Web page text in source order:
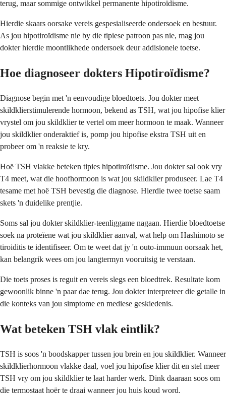
terug, maar sommige ontwikkel permanente hipotiroïdisme.
Hierdie skaars oorsake vereis gespesialiseerde ondersoek en bestuur.
As jou hipotiroïdisme nie by die tipiese patroon pas nie, mag jou
dokter hierdie moontlikhede ondersoek deur addisionele toetse.
Hoe diagnoseer dokters Hipotiroïdisme?
Diagnose begin met 'n eenvoudige bloedtoets. Jou dokter meet
skildklierstimulerende hormoon, bekend as TSH, wat jou hipofise klier
vrystel om jou skildklier te vertel om meer hormoon te maak. Wanneer
jou skildklier onderaktief is, pomp jou hipofise ekstra TSH uit en
probeer om 'n reaksie te kry.
Hoë TSH vlakke beteken tipies hipotiroïdisme. Jou dokter sal ook vry
T4 meet, wat die hoofhormoon is wat jou skildklier produseer. Lae T4
tesame met hoë TSH bevestig die diagnose. Hierdie twee toetse saam
skets 'n duidelike prentjie.
Soms sal jou dokter skildklier-teenliggame nagaan. Hierdie bloedtoetse
soek na proteïene wat jou skildklier aanval, wat help om Hashimoto se
tiroiditis te identifiseer. Om te weet dat jy 'n outo-immuun oorsaak het,
kan belangrik wees om jou langtermyn vooruitsig te verstaan.
Die toets proses is reguit en vereis slegs een bloedtrek. Resultate kom
gewoonlik binne 'n paar dae terug. Jou dokter interpreteer die getalle in
die konteks van jou simptome en mediese geskiedenis.
Wat beteken TSH vlak eintlik?
TSH is soos 'n boodskapper tussen jou brein en jou skildklier. Wanneer
skildklierhormoon vlakke daal, voel jou hipofise klier dit en stel meer
TSH vry om jou skildklier te laat harder werk. Dink daaraan soos om
die termostaat hoër te draai wanneer jou huis koud word.